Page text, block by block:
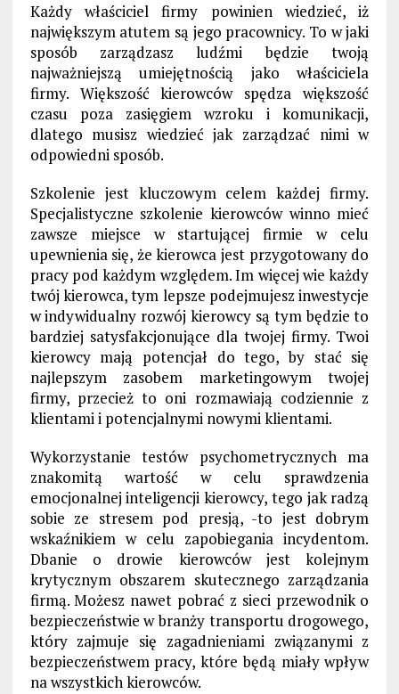
Każdy właściciel firmy powinien wiedzieć, iż
największym atutem są jego pracownicy. To w jaki
sposób zarządzasz ludźmi będzie twoją
najważniejszą umiejętnością jako właściciela
firmy. Większość kierowców spędza większość
czasu poza zasięgiem wzroku i komunikacji,
dlatego musisz wiedzieć jak zarządzać nimi w
odpowiedni sposób.
Szkolenie jest kluczowym celem każdej firmy.
Specjalistyczne szkolenie kierowców winno mieć
zawsze miejsce w startującej firmie w celu
upewnienia się, że kierowca jest przygotowany do
pracy pod każdym względem. Im więcej wie każdy
twój kierowca, tym lepsze podejmujesz inwestycje
w indywidualny rozwój kierowcy są tym będzie to
bardziej satysfakcjonujące dla twojej firmy. Twoi
kierowcy mają potencjał do tego, by stać się
najlepszym zasobem marketingowym twojej
firmy, przecież to oni rozmawiają codziennie z
klientami i potencjalnymi nowymi klientami.
Wykorzystanie testów psychometrycznych ma
znakomitą wartość w celu sprawdzenia
emocjonalnej inteligencji kierowcy, tego jak radzą
sobie ze stresem pod presją, -to jest dobrym
wskaźnikiem w celu zapobiegania incydentom.
Dbanie o drowie kierowców jest kolejnym
krytycznym obszarem skutecznego zarządzania
firmą. Możesz nawet pobrać z sieci przewodnik o
bezpieczeństwie w branży transportu drogowego,
który zajmuje się zagadnieniami związanymi z
bezpieczeństwem pracy, które będą miały wpływ
na wszystkich kierowców.